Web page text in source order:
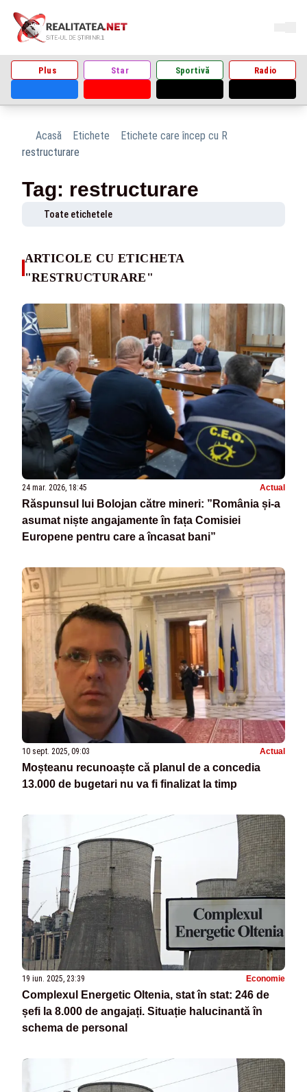
Plus Star Sportivă Radio
Acasă Etichete
Etichete care încep cu R
restructurare
Tag: restructurare
Toate etichetele
ARTICOLE CU ETICHETA
"RESTRUCTURARE"
24 mar. 2026, 18:45 Actual
Răspunsul lui Bolojan către mineri: ”România și-a
asumat niște angajamente în fața Comisiei
Europene pentru care a încasat bani”
10 sept. 2025, 09:03 Actual
Moșteanu recunoaște că planul de a concedia
13.000 de bugetari nu va fi finalizat la timp
19 iun. 2025, 23:39 Economie
Complexul Energetic Oltenia, stat în stat: 246 de
șefi la 8.000 de angajați. Situație halucinantă în
schema de personal